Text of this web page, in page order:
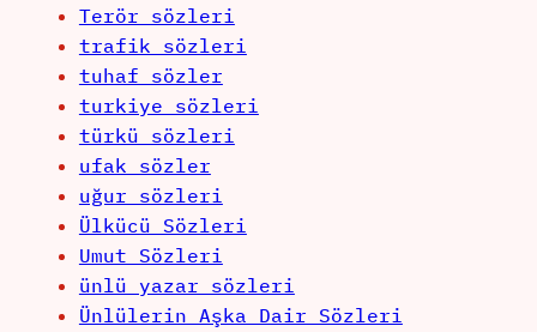
Terör sözleri
trafik sözleri
tuhaf sözler
turkiye sözleri
türkü sözleri
ufak sözler
uğur sözleri
Ülkücü Sözleri
Umut Sözleri
ünlü yazar sözleri
Ünlülerin Aşka Dair Sözleri